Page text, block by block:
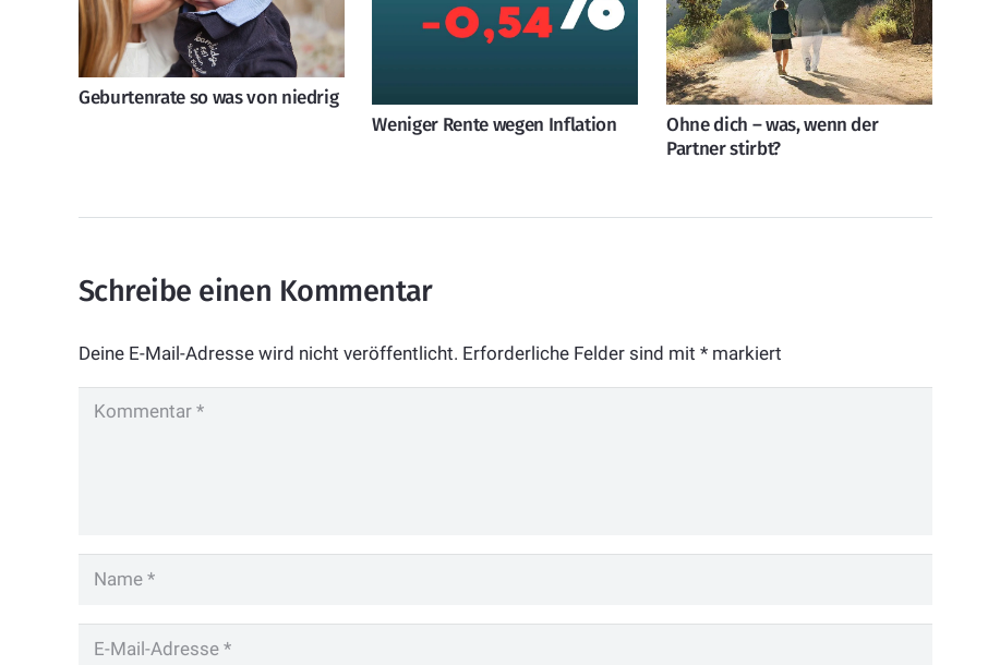
Geburtenrate so was von niedrig
Weniger Rente wegen Inflation
Ohne dich – was, wenn der
Partner stirbt?
Schreibe einen Kommentar
Deine E-Mail-Adresse wird nicht veröffentlicht. Erforderliche Felder sind mit * markiert